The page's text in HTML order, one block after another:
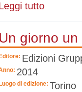
tutto
Un giorno
Editore: Edizioni
2014
Luogo di edizione: Torino